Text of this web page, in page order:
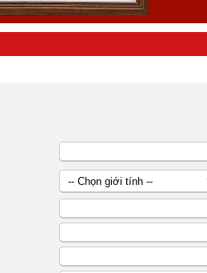
-- Chọn giới tính --